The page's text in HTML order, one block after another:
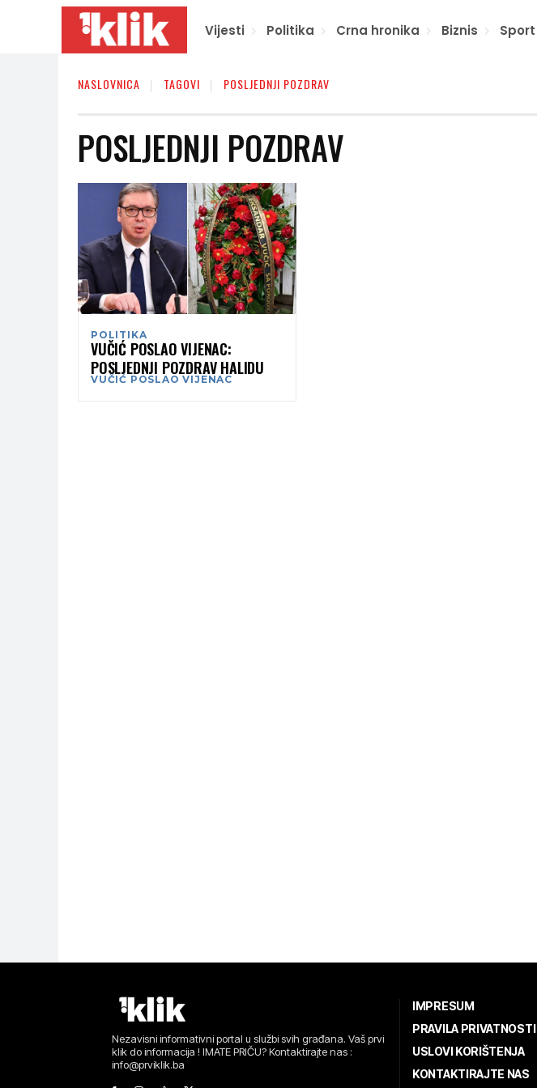
Vijesti Politika Crna hronika Biznis Sport
NASLOVNICA TAGOVI POSLJEDNJI POZDRAV
POSLJEDNJI POZDRAV
POLITIKA
VUČIĆ POSLAO VIJENAC:
POSLJEDNJI POZDRAV HALIDU
VUČIĆ POSLAO VIJENAC
Nezavisni informativni portal u službi svih građana. Vaš prvi
klik do informacija ! IMATE PRIČU? Kontaktirajte nas :
info@prviklik.ba
IMPRESUM
PRAVILA PRIVATNOSTI
USLOVI KORIŠTENJA
KONTAKTIRAJTE NAS